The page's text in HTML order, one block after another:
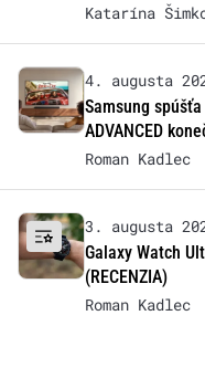
Katarína
4. augusta
Samsung
ADVANCED
Roman Kadlec
3. augusta
Galaxy Watch
(RECENZIA)
Roman Kadlec